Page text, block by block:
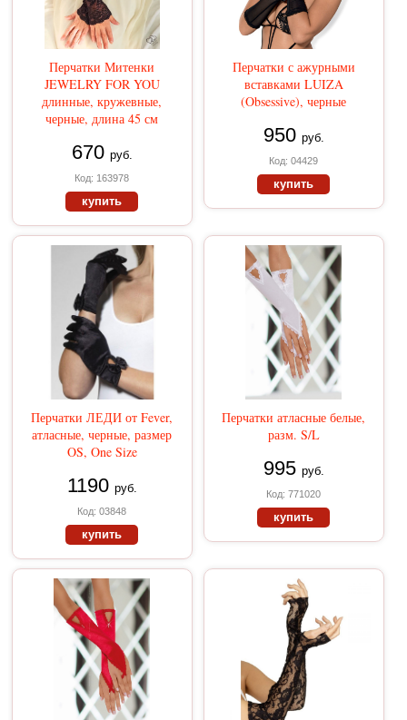
Перчатки Митенки
JEWELRY FOR YOU
длинные, кружевные,
черные, длина 45 см
670 руб.
Код: 163978
купить
Перчатки с ажурными
вставками LUIZA
(Obsessive), черные
950 руб.
Код: 04429
купить
Перчатки ЛЕДИ от Fever,
атласные, черные, размер
OS, One Size
1190 руб.
Код: 03848
купить
Перчатки атласные белые,
разм. S/L
995 руб.
Код: 771020
купить